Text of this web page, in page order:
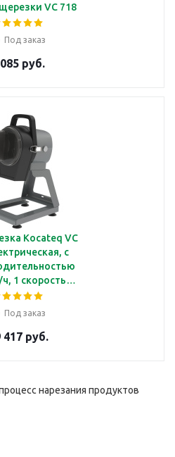
VC 718
Под заказ
руб.
Kocateq VC
с
ч, 1 скорость
об/мин
Под заказ
417 руб.
нарезания продуктов